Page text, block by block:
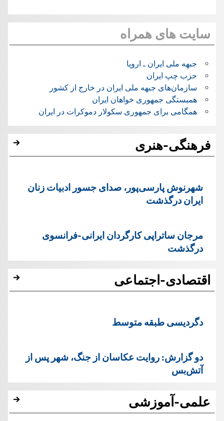
سایت های همراه
جبهه ملی ایران ـ اروپا
حزب چپ ایران
سازمان‌های جبهه ملی ایران در خارج از کشور
همبستگی جمهوری خواهان ایران
همگامی برای جمهوری سکولار دموکرات در ایران
فرهنگی-هنری
شهرنوش پارسی‌پور، صدای جسور ادبیات زنان
ایران درگذشت
مرجان ساتراپی کارگردان ایرانی-فرانسوی
درگذشت
اقتصادی-اجتماعی
دگردیسی طبقه متوسط
دو گزارش: روایت عکاسان از جنگ، شهر پس از
آتش‌بس
علمی-آموزشی